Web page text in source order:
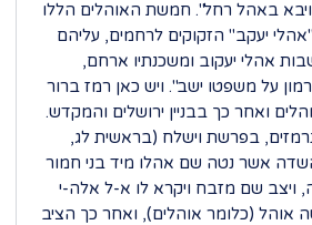
באהל רחל". חמשת האוהלים הללו
יעקב" הזקוקים לרחמים, עליהם
אהלי יעקוב ומשכנתיו ארחם,
על משפטו ישב". ויש כאן רמז ברור
ואחר כך בבניין ירושלים והמקדש.
בפרשת וישלח (בראשית לג,
אשר נטה שם אהלו מיד בני חמור
שם מזבח ויקרא לו א-ל אלה-י
אוהל (כלומר אוהלים), ואחר כך הציב